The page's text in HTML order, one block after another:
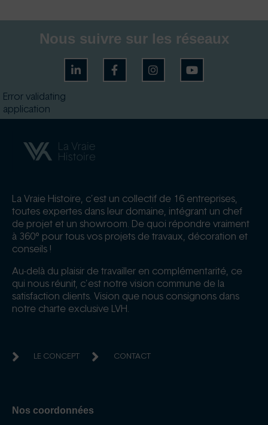
Nous suivre sur les réseaux
Error validating
application
La Vraie Histoire, c’est un collectif de 16 entreprises,
toutes expertes dans leur domaine, intégrant un chef
de projet et un showroom. De quoi répondre vraiment
à 360° pour tous vos projets de travaux, décoration et
conseils !
Au-delà du plaisir de travailler en complémentarité, ce
qui nous réunit, c’est notre vision commune de la
satisfaction clients. Vision que nous consignons dans
notre charte exclusive LVH.
LE CONCEPT CONTACT
Nos coordonnées